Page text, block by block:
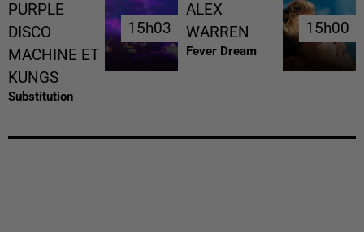
PURPLE
DISCO
MACHINE ET
KUNGS
Substitution
15h03
15h03
ALEX
WARREN
Fever Dream
15h00
15h00